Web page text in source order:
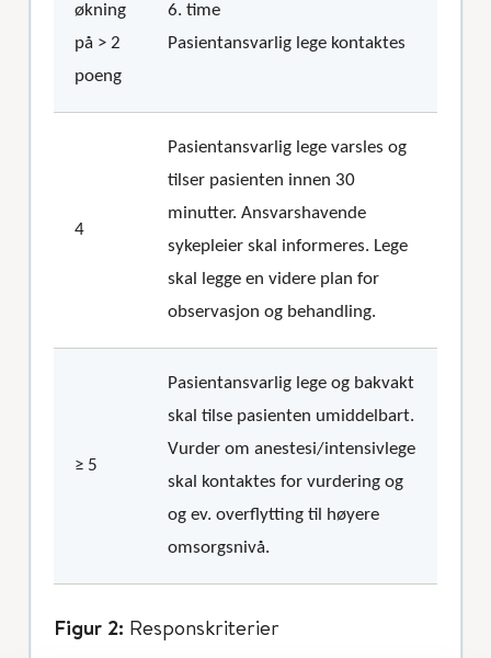
økning
på > 2
poeng
6. time
Pasientansvarlig lege kontaktes
4
Pasientansvarlig lege varsles og
tilser pasienten innen 30
minutter. Ansvarshavende
sykepleier skal informeres. Lege
skal legge en videre plan for
observasjon og behandling.
≥ 5
Pasientansvarlig lege og bakvakt
skal tilse pasienten umiddelbart.
Vurder om anestesi/intensivlege
skal kontaktes for vurdering og
og ev. overflytting til høyere
omsorgsnivå.
Figur 2: Responskriterier